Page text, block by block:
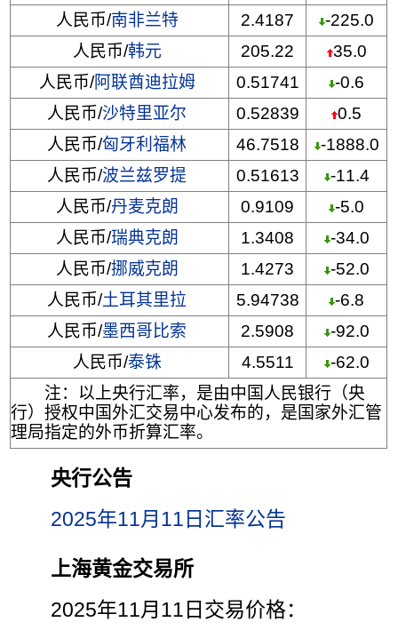
人民币/南非兰特 2.4187
-225.0
人民币/韩元 205.22
35.0
人民币/阿联酋迪拉姆 0.51741
-0.6
人民币/沙特里亚尔 0.52839
0.5
人民币/匈牙利福林 46.7518
-1888.0
人民币/波兰兹罗提 0.51613
-11.4
人民币/丹麦克朗 0.9109
-5.0
人民币/瑞典克朗 1.3408
-34.0
人民币/挪威克朗 1.4273
-52.0
人民币/土耳其里拉 5.94738
-6.8
人民币/墨西哥比索 2.5908
-92.0
人民币/泰铢 4.5511
-62.0
注：以上央行汇率，是由中国人民银行（央
行）授权中国外汇交易中心发布的，是国家外汇管
理局指定的外币折算汇率。
央行公告
2025年11月11日汇率公告
上海黄金交易所
2025年11月11日交易价格：